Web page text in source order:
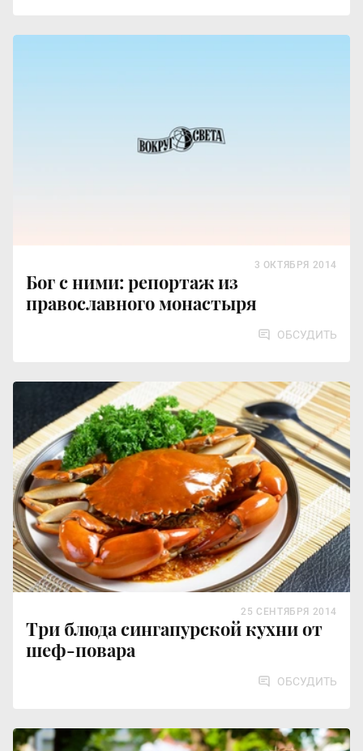
Бог с ними: репортаж из
православного монастыря
3 ОКТЯБРЯ 2014
ОБСУДИТЬ
Три блюда сингапурской кухни от
шеф-повара
25 СЕНТЯБРЯ 2014
ОБСУДИТЬ